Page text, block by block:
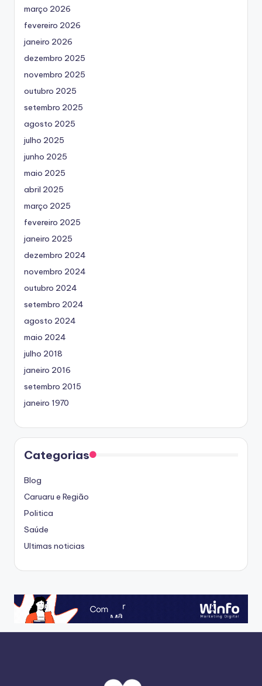
março 2026
fevereiro 2026
janeiro 2026
dezembro 2025
novembro 2025
outubro 2025
setembro 2025
agosto 2025
julho 2025
junho 2025
maio 2025
abril 2025
março 2025
fevereiro 2025
janeiro 2025
dezembro 2024
novembro 2024
outubro 2024
setembro 2024
agosto 2024
maio 2024
julho 2018
janeiro 2016
setembro 2015
janeiro 1970
Categorias
Blog
Caruaru e Região
Politica
Saúde
Ultimas noticias